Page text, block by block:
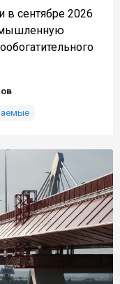
в сентябре 2026